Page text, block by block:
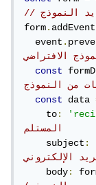
النموذج
form.
event.
الافتراضي
const
من النموذج
const
to:
المستلم
subject:
الإلكتروني
body: